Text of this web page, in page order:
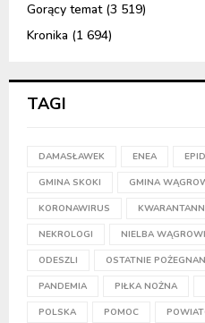
Gorący temat(3 519)
Kronika (1 694)
TAGI
DAMASŁAWEK ENEA
GMINA SKOKI GMINA
KORONAWIRUS
NEKROLOGI NIELBA
ODESZLI OSTATNIE
PANDEMIA PIŁKA NOŻNA
POLSKA POMOC